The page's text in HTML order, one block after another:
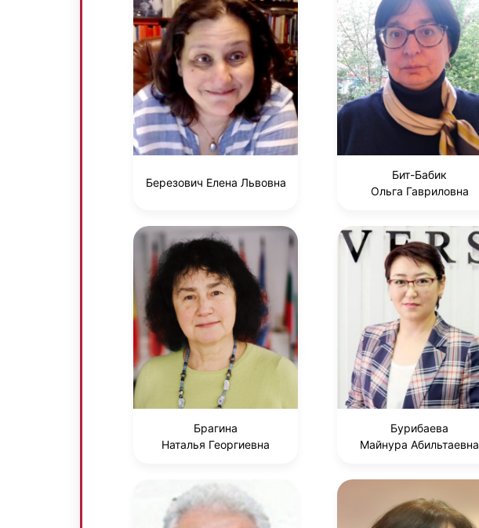
Березович Елена Львовна
Бит-Бабик
Ольга Гавриловна
Брагина
Наталья Георгиевна
Бурибаева
Майнура Абильтаевна